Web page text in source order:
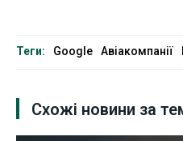
Теги: Google Авіакомпанії
Схожі новини за